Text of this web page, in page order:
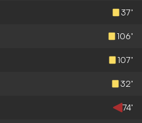
37’
106’
107’
32’
74’